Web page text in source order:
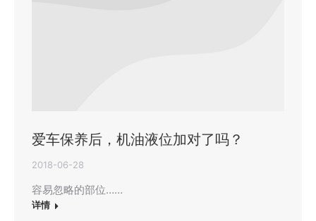
爱车保养后，机油液位加对了吗？
2018-06-28
容易忽略的部位……
详情